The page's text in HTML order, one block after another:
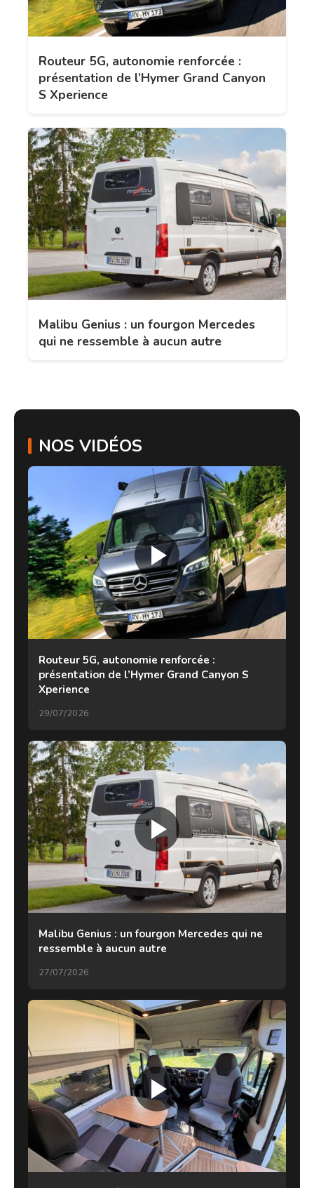
Routeur 5G, autonomie renforcée :
présentation de l’Hymer Grand Canyon
S Xperience
Malibu Genius : un fourgon Mercedes
qui ne ressemble à aucun autre
NOS VIDÉOS
Routeur 5G, autonomie renforcée :
présentation de l’Hymer Grand Canyon S
Xperience
29/07/2026
Malibu Genius : un fourgon Mercedes qui ne
ressemble à aucun autre
27/07/2026